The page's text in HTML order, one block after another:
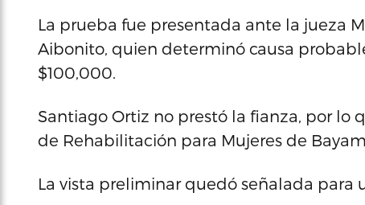
La prueba fue presentada ante la jueza
Aibonito, quien determinó causa
$100,000.
Santiago Ortiz no prestó la fianza, por lo
de Rehabilitación para Mujeres de
La vista preliminar quedó señalada para